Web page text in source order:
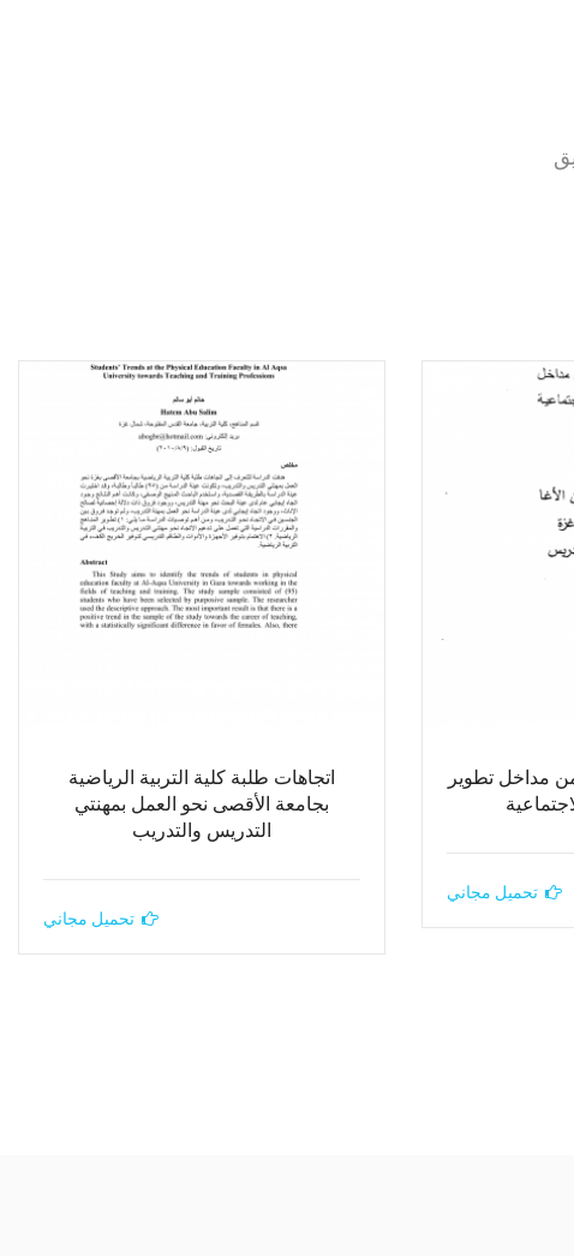
من مداخل تطوير
تحميل مجاني
اتجاهات طلبة كلية التربية الرياضية
بجامعة الأقصى نحو العمل بمهنتي
التدريس والتدريب
تحميل مجاني